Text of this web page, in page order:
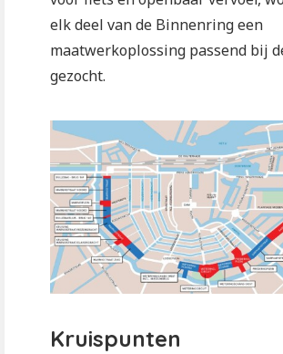
elk deel van de Binnenring een
maatwerkoplossing passend bij
gezocht.
Kruispunten